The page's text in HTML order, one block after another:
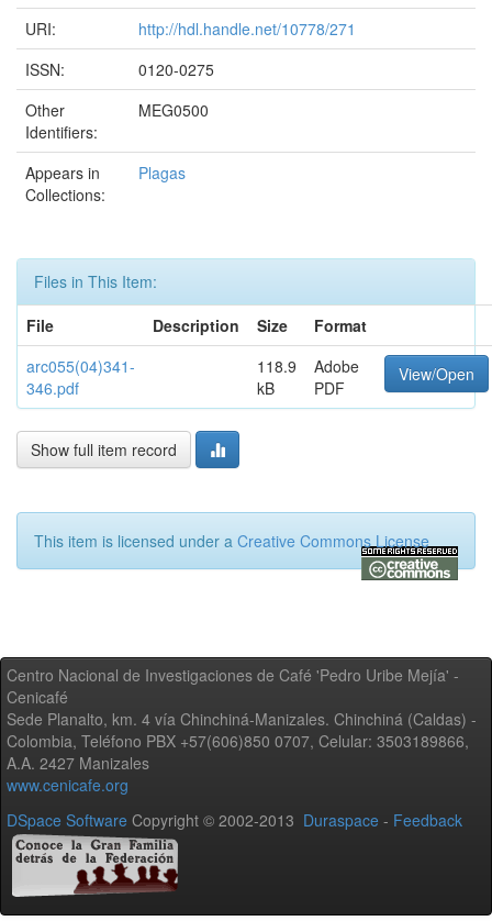
URI:
http://hdl.handle.net/10778/271
ISSN:
0120-0275
Other
Identifiers:
MEG0500
Appears in
Collections:
Plagas
Files in This Item:
File
Description Size
Format
arc055(04)341-
346.pdf
118.9
kB
Adobe
PDF
View/Open
Show full item record
This item is licensed under a Creative Commons License
Centro Nacional de Investigaciones de Café 'Pedro Uribe Mejía' -
Cenicafé
Sede Planalto, km. 4 vía Chinchiná-Manizales. Chinchiná (Caldas) -
Colombia, Teléfono PBX +57(606)850 0707, Celular: 3503189866,
A.A. 2427 Manizales
www.cenicafe.org
DSpace Software Copyright © 2002-2013 Duraspace - Feedback